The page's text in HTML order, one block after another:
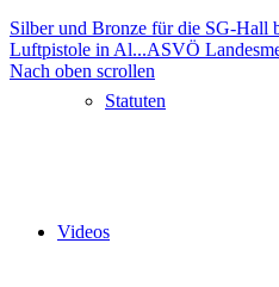
Statuten
Videos
Silber und Bronze für die SG-Hall
Luftpistole in Al...ASVÖ
Nach oben scrollen